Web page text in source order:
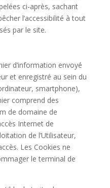
ci-après, sachant
l’accessibilité à tout
par le site.
d’information envoyé
et enregistré au sein du
smartphone),
comprend des
de domaine de
Internet de
de l’Utilisateur,
Les Cookies ne
le terminal de